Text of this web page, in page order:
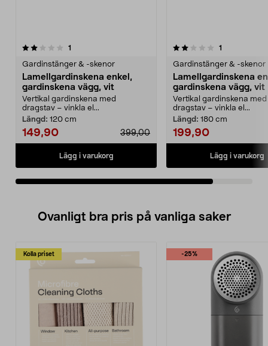
1
Gardinstänger & -skenor
Lamellgardinskena enkel,
gardinskena vägg, vit
Vertikal gardinskena med
dragstav – vinkla el...
Längd: 120 cm
399,00
149,90
Lägg i varukorg
2.0av 5 stjärnor 1
Gardinstänger & -skenor
Lamellgardinskena
gardinskena vägg, vit
Vertikal gardinskena med
dragstav – vinkla el...
Längd: 180 cm
199,90
Lägg i varukorg
Ovanligt bra pris på vanliga saker
Kolla priset -25%